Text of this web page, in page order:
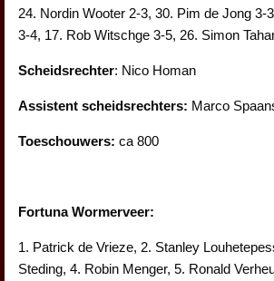
24. Nordin Wooter 2-3, 30. Pim de Jong 3-
3-4, 17. Rob Witschge 3-5, 26. Simon
Scheidsrechter: Nico Homan
Assistent scheidsrechters: Marco
Toeschouwers: ca 800
Fortuna Wormerveer:
1. Patrick de Vrieze, 2. Stanley
Steding, 4. Robin Menger, 5. Ronald